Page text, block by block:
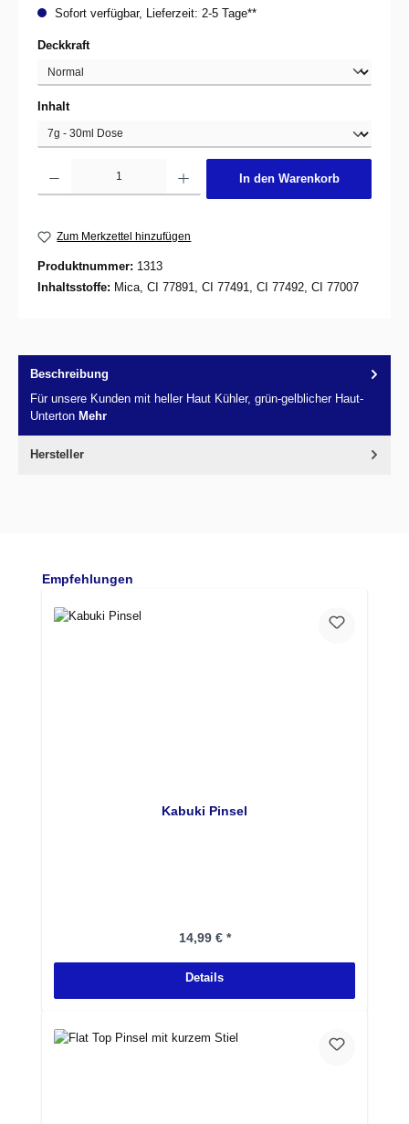
Sofort verfügbar, Lieferzeit: 2-5 Tage**
Deckkraftauswählen
Inhaltauswählen
In den Warenkorb
Zum Merkzettel hinzufügen
Produktnummer: 1313
Inhaltsstoffe: Mica, CI 77891, CI 77491, CI 77492, CI 77007
Beschreibung
Für unsere Kunden mit heller Haut Kühler, grün-gelblicher Haut-
Unterton Mehr
Hersteller
Produktgalerie überspringen
Empfehlungen
Kabuki Pinsel
Regulärer Preis:
14,99 € *
Details